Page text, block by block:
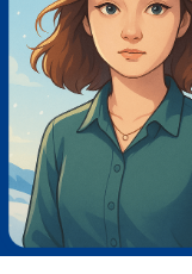
[ telegram ] [ whatsapp ]